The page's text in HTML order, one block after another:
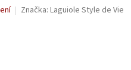
Značka: Laguiole Style de Vie